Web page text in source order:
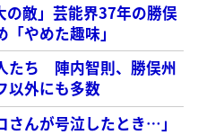
の敵」芸能界37年の勝俣
やめた趣味」
たち 陣内智則、勝俣州
以外にも多数
さんが号泣したとき…」